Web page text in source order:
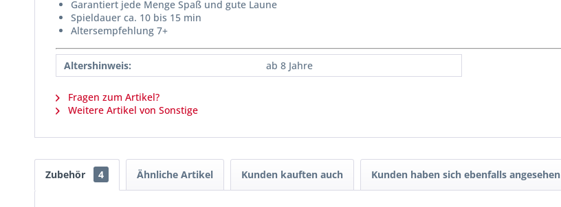
Garantiert jede Menge Spaß und gute Laune
Spieldauer ca. 10 bis 15 min
Altersempfehlung 7+
Altershinweis: ab 8 Jahre
Fragen zum Artikel?
Weitere Artikel von Sonstige
Zubehör 4 Ähnliche Artikel Kunden kauften auch Kunden haben sich ebenfalls angesehen